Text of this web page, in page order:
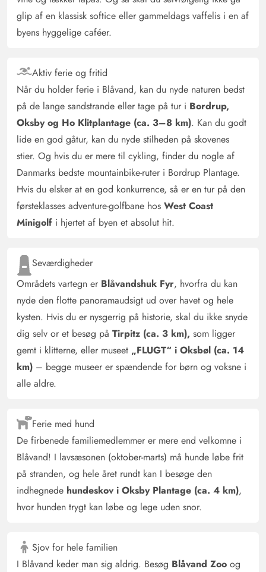
anbefalelsesværdigt!
AI Oversat (Se oprindelig)
Alt var til stede, hvad man har brug for på ferie.
Manfred Frischmuth
Deutschland
AI Oversat (Se oprindelig)
5 ud af 5
5 ud af 5
5 out of 5
01/10/2024
Vi fandt sommerhuset super gennemtænkt og hyggeligt
indrettet. Udlejerne har virkelig indrettet det med
kærlighed til detaljen
Horst Keitsch
Deutschland
AI Oversat (Se oprindelig)
I sommerhuset var der alt, hvad man har brug for. Det er
pænt og komfortabelt indrettet.
glip af en klassisk softice eller gammeldags vaffelis i en af
byens hyggelige caféer.
Aktiv ferie og fritid
Når du holder ferie i Blåvand, kan du nyde naturen bedst
på de lange sandstrande eller tage på tur i Bordrup,
Oksby og Ho Klitplantage (ca. 3–8 km). Kan du godt
lide en god gåtur, kan du nyde stilheden på skovenes
stier. Og hvis du er mere til cykling, finder du nogle af
Danmarks bedste mountainbike-ruter i Bordrup Plantage.
Hvis du elsker at en god konkurrence, så er en tur på den
førsteklasses adventure-golfbane hos West Coast
Minigolf i hjertet af byen et absolut hit.
Seværdigheder
Områdets vartegn er Blåvandshuk Fyr, hvorfra du kan
nyde den flotte panoramaudsigt ud over havet og hele
kysten. Hvis du er nysgerrig på historie, skal du ikke snyde
dig selv or et besøg på Tirpitz (ca. 3 km), som ligger
gemt i klitterne, eller museet „FLUGT“ i Oksbøl (ca. 14
km) – begge museer er spændende for børn og voksne i
alle aldre.
Ferie med hund
De firbenede familiemedlemmer er mere end velkomne i
Blåvand! I lavsæsonen (oktober-marts) må hunde løbe frit
på stranden, og hele året rundt kan I besøge den
indhegnede hundeskov i Oksby Plantage (ca. 4 km),
hvor hunden trygt kan løbe og lege uden snor.
Sjov for hele familien
I Blåvand keder man sig aldrig. Besøg Blåvand Zoo og